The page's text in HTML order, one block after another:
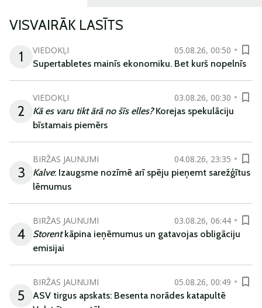
VISVAIRĀK LASĪTS
1
VIEDOKĻI
05.08.26, 00:50
Supertabletes mainīs ekonomiku. Bet kurš nopelnīs
2
VIEDOKĻI
03.08.26, 00:30
Kā es varu tikt ārā no šīs elles?Korejas spekulāciju
bīstamais piemērs
3
BIRŽAS JAUNUMI
04.08.26, 23:35
Kalve: Izaugsme nozīmē arī spēju pieņemt sarežģītus
lēmumus
4
BIRŽAS JAUNUMI
03.08.26, 06:44
Storentkāpina ieņēmumus un gatavojas obligāciju
emisijai
5
BIRŽAS JAUNUMI
05.08.26, 00:49
ASV tirgus apskats: Besenta norādes katapultē